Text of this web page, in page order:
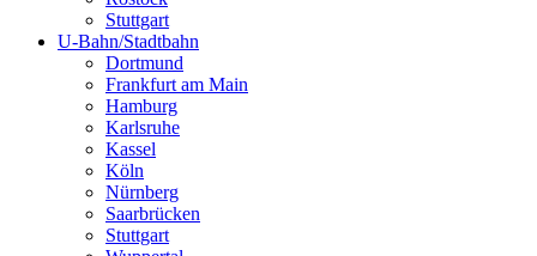
Stuttgart
U-Bahn/Stadtbahn
Dortmund
Frankfurt am Main
Hamburg
Karlsruhe
Kassel
Köln
Nürnberg
Saarbrücken
Stuttgart